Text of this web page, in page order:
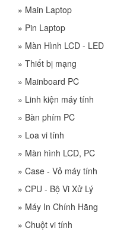
» Main Laptop
» Pin Laptop
» Màn Hình LCD - LED
» Thiết bị mạng
» Mainboard PC
» Linh kiện máy tính
» Bàn phím PC
» Loa vi tính
» Màn hình LCD, PC
» Case - Vỏ máy tính
» CPU - Bộ Vi Xử Lý
» Máy In Chính Hãng
» Chuột vi tính